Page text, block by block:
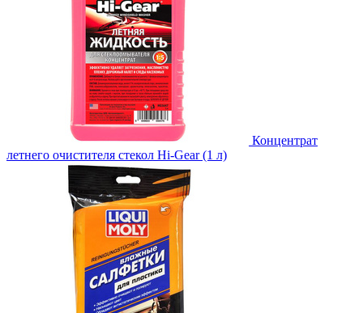
Концентрат
летнего очистителя стекол Hi-Gear (1 л)